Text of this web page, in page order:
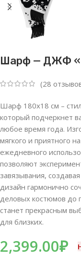
Шарф — ДЖФ
(28
Шарф 180х18 см –
который подчеркнет
любое время года.
мягкого и приятного
ежедневного
позволяют
завязывания,
дизайн гармонично
деловых костюмов до
станет прекрасным
для близких.
2,399.00₽